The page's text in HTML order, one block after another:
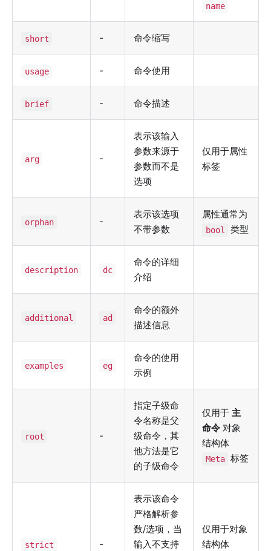
name
short - 命令缩写
usage - 命令使用
brief - 命令描述
arg -
表示该输入
参数来源于
参数而不是
选项
仅用于属性
标签
orphan -
表示该选项
不带参数
属性通常为
bool 类型
description dc
命令的详细
介绍
additional ad
命令的额外
描述信息
examples eg
命令的使用
示例
root -
指定子级命
令名称是父
级命令，其
他方法是它
的子级命令
仅用于主
命令 对象
结构体
Meta 标签
strict -
表示该命令
严格解析参
数/选项，当
输入不支持
仅用于对象
结构体